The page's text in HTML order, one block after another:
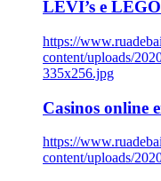
LEVI’s e
https://
content/uploads/
335x256.jpg
Casinos online
https://
content/uploads/